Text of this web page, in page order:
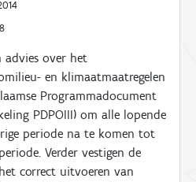
advies over het
en klimaatmaatregelen
Programmadocument
PDPOIII) om alle lopende
periode na te komen tot
Verder vestigen de
correct uitvoeren van